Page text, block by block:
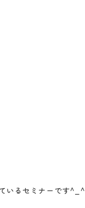
いるセミナーです^_^